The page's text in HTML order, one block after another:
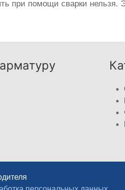
при помощи сварки нельзя.